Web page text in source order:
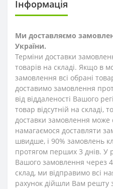
Інформація
Ми доставляємо
України.
Терміни доставки
товарів на складі. Якщо в
замовлення всі обрані
доставимо замовлення
від віддаленості Вашого
товар відсутній на складі,
доставки замовлення може
намагаємося доставляти
швидше, і 90% замовлень
протягом перших 3 днів. У
Вашого замовлення через
склад, ми відправимо всі
рахунок дійшли Вам решту